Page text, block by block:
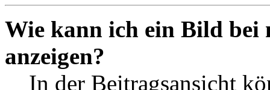
Wie kann ich ein Bild bei
anzeigen?
In der Beitragsansicht